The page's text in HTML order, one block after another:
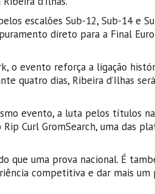
escalões Sub-12, Sub-14 e
direto para a Final
o evento reforça a ligação
quatro dias, Ribeira d’Ilhas
evento, a luta pelos títulos
Curl GromSearch, uma das
que uma prova nacional. É
competitiva e dar mais um